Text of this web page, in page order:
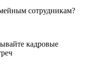
сотрудникам?
кадровые